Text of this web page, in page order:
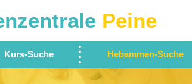
Peine
Kurs-Suche Hebammen-Suche